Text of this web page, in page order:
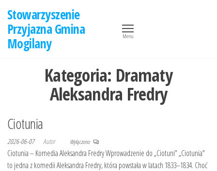
treści
Stowarzyszenie
Przyjazna Gmina
Mogilany
Menu
Kategoria: Dramaty
Aleksandra Fredry
Ciotunia
2026-06-07 Autor Wyłączono
Ciotunia – Komedia Aleksandra Fredry Wprowadzenie do „Ciotuni” „Ciotunia”
to jedna z komedii Aleksandra Fredry, która powstała w latach 1833–1834. Choć